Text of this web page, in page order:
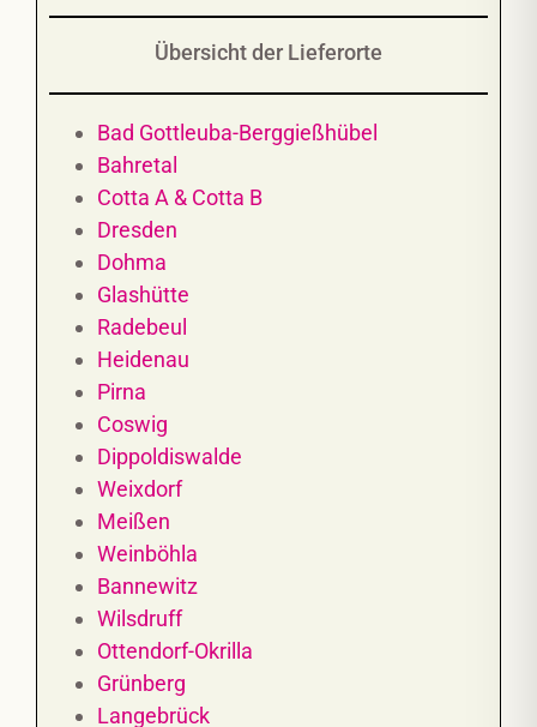
Übersicht der Lieferorte
Bad Gottleuba-Berggießhübel
Bahretal
Cotta A & Cotta B
Dresden
Dohma
Glashütte
Radebeul
Heidenau
Pirna
Coswig
Dippoldiswalde
Weixdorf
Meißen
Weinböhla
Bannewitz
Wilsdruff
Ottendorf-Okrilla
Grünberg
Langebrück